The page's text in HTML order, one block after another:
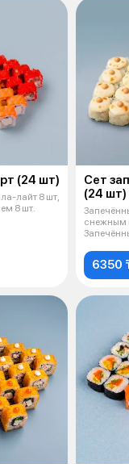
(24 шт)
лайт 8 шт,
8 шт.
Сет
(24 шт)
Запечённый ролл с
снежным
Запечённый ролл с
6350